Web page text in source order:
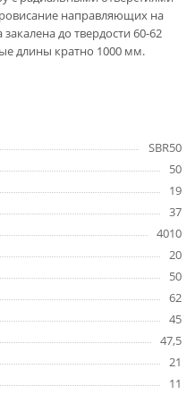
направляющих на
до твердости 60-62
длины кратно 1000 мм.
SBR50
50
19
37
4010
20
50
62
45
47,5
21
11